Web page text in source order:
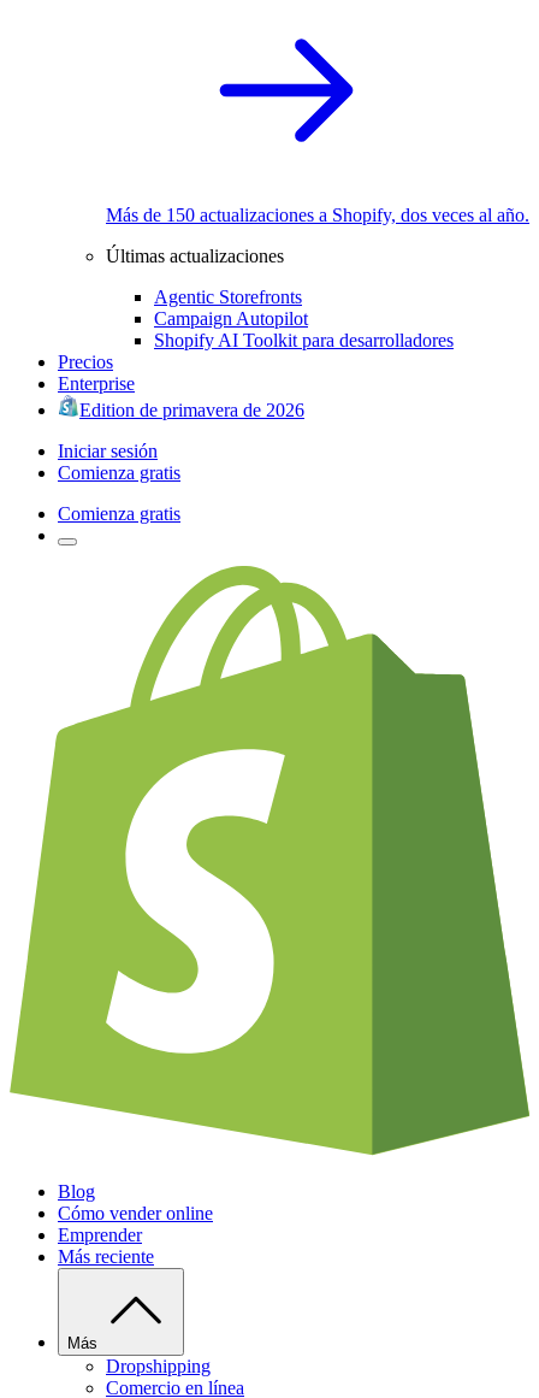
Más de 150 actualizaciones a Shopify, dos veces al año.
Últimas actualizaciones
Agentic Storefronts
Campaign Autopilot
Shopify AI Toolkit para desarrolladores
Precios
Enterprise
Edition de primavera de 2026
Iniciar sesión
Comienza gratis
Comienza gratis
Blog
Cómo vender online
Emprender
Más reciente
Más
Dropshipping
Comercio en línea